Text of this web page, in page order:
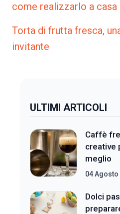
come realizzarlo a casa
Torta di frutta fresca,
invitante
ULTIMI ARTICOLI
Caffè
creative
meglio
04 Agosto
Dolci